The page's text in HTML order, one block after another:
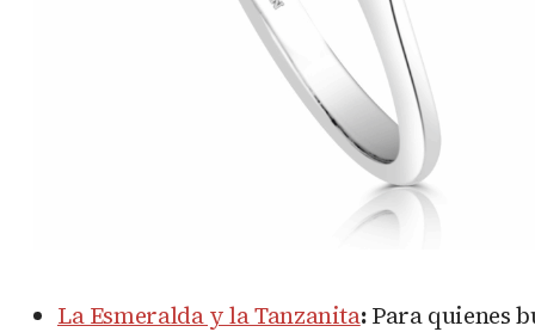
La Esmeralda y la Tanzanita:Para quienes